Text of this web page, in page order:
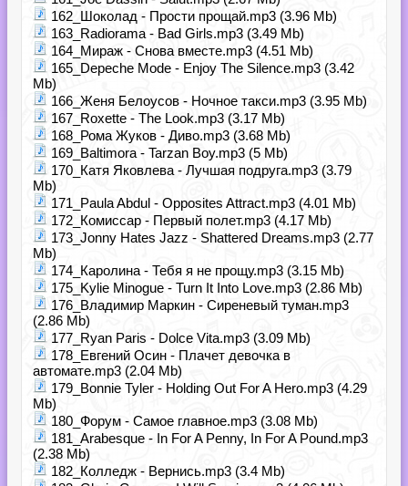
162_Шоколад - Прости прощай.mp3 (3.96 Mb)
163_Radiorama - Bad Girls.mp3 (3.49 Mb)
164_Мираж - Снова вместе.mp3 (4.51 Mb)
165_Depeche Mode - Enjoy The Silence.mp3 (3.42
Mb)
166_Женя Белоусов - Ночное такси.mp3 (3.95 Mb)
167_Roxette - The Look.mp3 (3.17 Mb)
168_Рома Жуков - Диво.mp3 (3.68 Mb)
169_Baltimora - Tarzan Boy.mp3 (5 Mb)
170_Катя Яковлева - Лучшая подруга.mp3 (3.79
Mb)
171_Paula Abdul - Opposites Attract.mp3 (4.01 Mb)
172_Комиссар - Первый полет.mp3 (4.17 Mb)
173_Jonny Hates Jazz - Shattered Dreams.mp3 (2.77
Mb)
174_Каролина - Тебя я не прощу.mp3 (3.15 Mb)
175_Kylie Minogue - Turn It Into Love.mp3 (2.86 Mb)
176_Владимир Маркин - Сиреневый туман.mp3
(2.86 Mb)
177_Ryan Paris - Dolce Vita.mp3 (3.09 Mb)
178_Евгений Осин - Плачет девочка в
автомате.mp3 (2.04 Mb)
179_Bonnie Tyler - Holding Out For A Hero.mp3 (4.29
Mb)
180_Форум - Самое главное.mp3 (3.08 Mb)
181_Arabesque - In For A Penny, In For A Pound.mp3
(2.38 Mb)
182_Колледж - Вернись.mp3 (3.4 Mb)